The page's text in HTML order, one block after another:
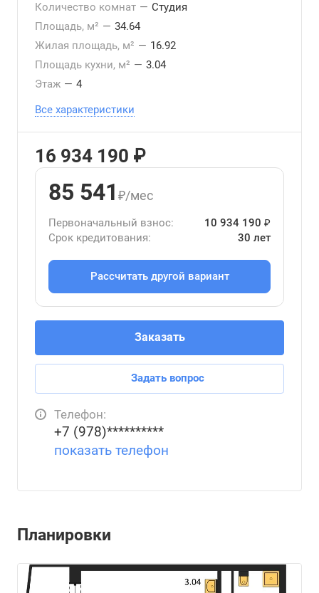
Количество комнат — Студия
Площадь, м² — 34.64
Жилая площадь, м² — 16.92
Площадь кухни, м² — 3.04
Этаж — 4
Все характеристики
16 934 190 ₽
85 541 ₽/мес
Первоначальный взнос:
10 934 190 ₽
Срок кредитования:
30 лет
Рассчитать другой вариант
Заказать
Задать вопрос
Телефон:
+7 (978)**********
показать телефон
Планировки